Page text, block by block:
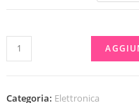
Karaoke
microfono
quantità
Categoria: Elettronica